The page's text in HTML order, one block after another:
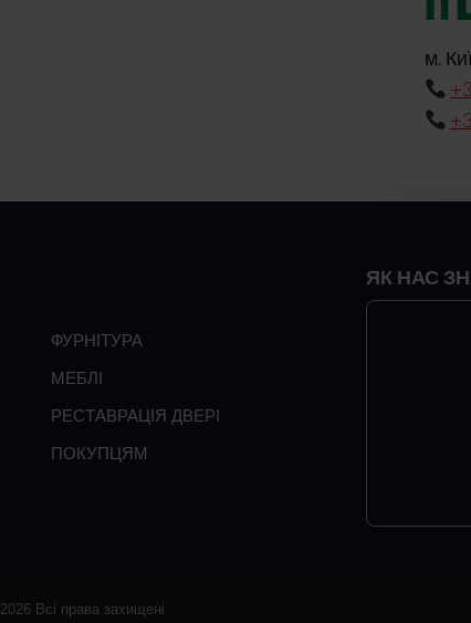
м.
ФУРНІТУРА
МЕБЛІ
РЕСТАВРАЦІЯ ДВЕРІ
ПОКУПЦЯМ
ЯК НАС
Всі права захищені